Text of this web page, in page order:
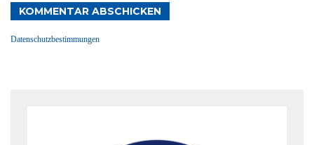
KOMMENTAR ABSCHICKEN
Datenschutzbestimmungen